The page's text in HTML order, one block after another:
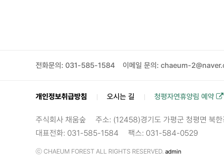
전화문의: 031-585-1584 이메일 문의: chaeum-
개인정보취급방침 오시는 길 청평자연휴양림 예약
주식회사 채움숲 주소: (12458)경기도 가평군 청평면 북
대표전화: 031-585-1584
팩스: 031-584-0529
ⓒ CHAEUM FOREST ALL RIGHTS RESERVED. admin